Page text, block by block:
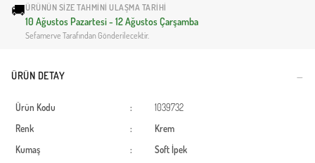
🚚ÜRÜNÜN SIZE TAHMINI ULAŞMA TARIHI
10 Ağustos Pazartesi - 12 Ağustos Çarşamba
Sefamerve Tarafından Gönderilecektir.
ÜRÜN DETAY
Ürün Kodu :
1039732
Renk
:
Krem
Kumaş
:
Soft İpek